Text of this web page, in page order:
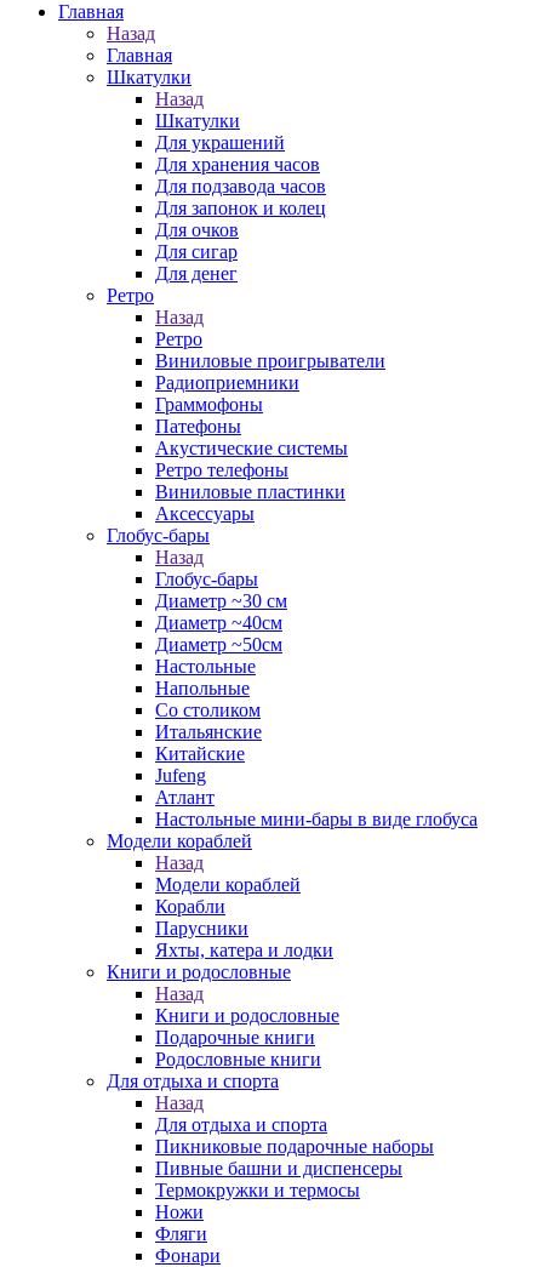
Главная
Назад
Главная
Шкатулки
Назад
Шкатулки
Для украшений
Для хранения часов
Для подзавода часов
Для запонок и колец
Для очков
Для сигар
Для денег
Ретро
Назад
Ретро
Виниловые проигрыватели
Радиоприемники
Граммофоны
Патефоны
Акустические системы
Ретро телефоны
Виниловые пластинки
Аксессуары
Глобус-бары
Назад
Глобус-бары
Диаметр ~30 см
Диаметр ~40см
Диаметр ~50см
Настольные
Напольные
Со столиком
Итальянские
Китайские
Jufeng
Атлант
Настольные мини-бары в виде глобуса
Модели кораблей
Назад
Модели кораблей
Корабли
Парусники
Яхты, катера и лодки
Книги и родословные
Назад
Книги и родословные
Подарочные книги
Родословные книги
Для отдыха и спорта
Назад
Для отдыха и спорта
Пикниковые подарочные наборы
Пивные башни и диспенсеры
Термокружки и термосы
Ножи
Фляги
Фонари